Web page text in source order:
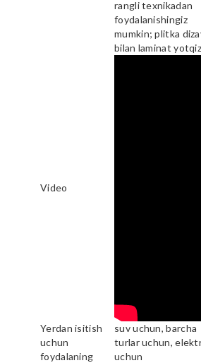
rangli texnikadan
foydalanishingiz
mumkin; plitka
bilan laminat
Video
Yerdan isitish
uchun
foydalaning
suv uchun, barcha
turlar uchun,
uchun